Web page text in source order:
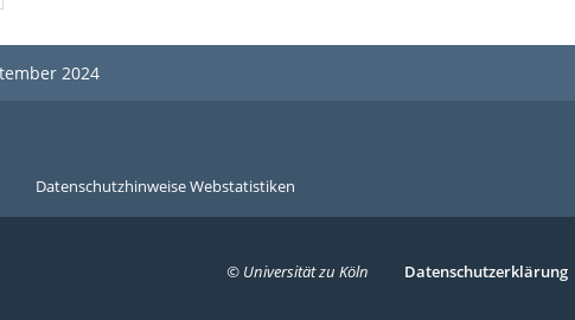
2024
Datenschutzhinweise Webstatistiken
Serivce
Datenschutzerklärung
© Universität zu Köln